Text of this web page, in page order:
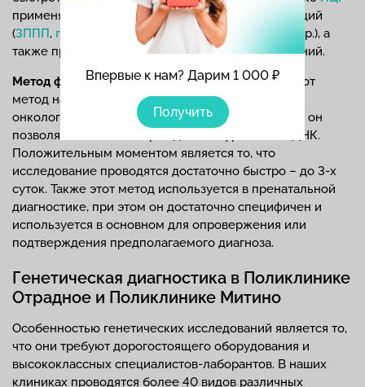
Впервые к нам? Дарим 1 000 ₽
Получить
применяется при диагностике различных инфекций
(ЗППП, гепатиты ВИЧ, боррелиоз, туберкулез и др.), а
также при диагностике аллергических заболеваний.
Метод флуоресцентной гибридизации (FISH)
. Этот
метод наиболее актуален при диагностике
онкологических, гематологических заболеваний, он
позволяет выявить поврежденные фрагменты ДНК.
Положительным моментом является то, что
исследование проводятся достаточно быстро – до 3-х
суток. Также этот метод используется в пренатальной
диагностике, при этом он достаточно специфичен и
используется в основном для опровержения или
подтверждения предполагаемого диагноза.
Генетическая диагностика в Поликлинике
Отрадное и Поликлинике Митино
Особенностью генетических исследований является то,
что они требуют дорогостоящего оборудования и
высококлассных специалистов-лаборантов. В наших
клиниках проводятся более 40 видов различных